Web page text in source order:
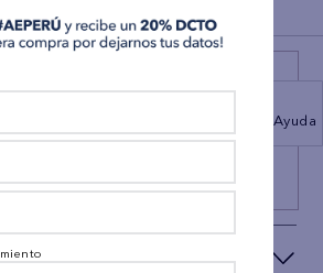
Ayuda
¡NEWSLETTER AEO!
UN REGALO ESPECIAL